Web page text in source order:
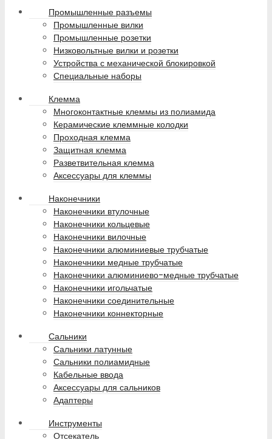
Промышленные разъемы
Промышленные вилки
Промышленные розетки
Низковольтные вилки и розетки
Устройства с механической блокировкой
Специальные наборы
Клемма
Многоконтактные клеммы из полиамида
Керамические клеммные колодки
Проходная клемма
Защитная клемма
Разветвительная клемма
Аксессуары для клеммы
Наконечники
Наконечники втулочные
Наконечники кольцевые
Наконечники вилочные
Наконечники алюминиевые трубчатые
Наконечники медные трубчатые
Наконечники алюминиево-медные трубчатые
Наконечники игольчатые
Наконечники соединительные
Наконечники коннекторные
Сальники
Сальники латунные
Сальники полиамидные
Кабельные ввода
Аксессуары для сальников
Адаптеры
Инструменты
Отсекатель